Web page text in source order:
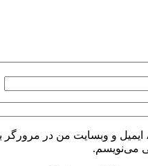
ایمیل و وبسایت من در مرورگر
می‌نویسم.